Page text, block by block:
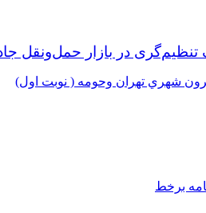
در بازار حمل‌ونقل